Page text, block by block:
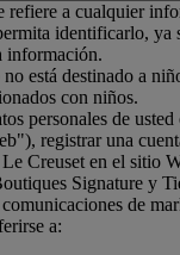
refiere a cualquier
identificarlo, ya
información.
está destinado a
con niños.
personales de
registrar una
Creuset en el sitio
Signature y
de
a: